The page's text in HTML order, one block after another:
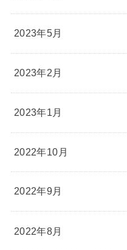
2023年5月
2023年2月
2023年1月
2022年10月
2022年9月
2022年8月